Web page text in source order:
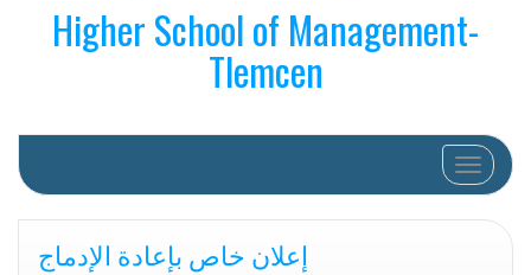
Higher School of Management-
Tlemcen
Afficher/
إعلان خاص بإعادة الإدماج